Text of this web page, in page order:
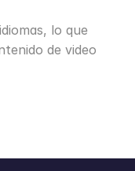
lo que
de video